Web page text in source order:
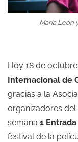
María León
Hoy 18 de
Internacional de
gracias a la
organizadores
semana 1
festival de la